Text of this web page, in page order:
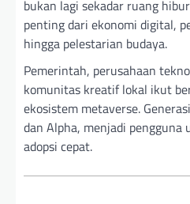
bukan lagi sekadar ruang
penting dari ekonomi digital,
hingga pelestarian budaya.
Pemerintah, perusahaan
komunitas kreatif lokal ikut
ekosistem metaverse.
dan Alpha, menjadi pengguna
adopsi cepat.